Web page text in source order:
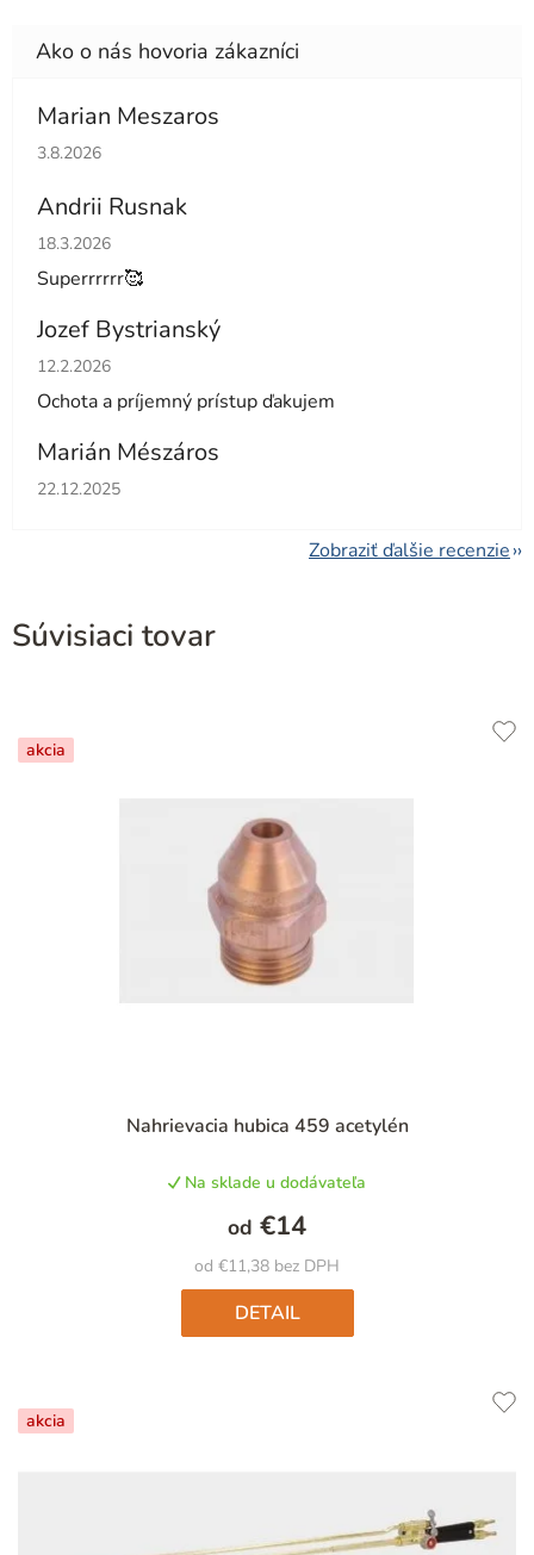
Marian Meszaros
Hodnotenie obchodu je 5 z 5 hviezdičiek.
3.8.2026
Andrii Rusnak
Hodnotenie obchodu je 5 z 5 hviezdičiek.
18.3.2026
Superrrrrr🥰
Jozef Bystrianský
Hodnotenie obchodu je 5 z 5 hviezdičiek.
12.2.2026
Ochota a príjemný prístup ďakujem
Marián Mészáros
Hodnotenie obchodu je 5 z 5 hviezdičiek.
22.12.2025
Zobraziť ďalšie recenzie
Súvisiaci tovar
akcia
Nahrievacia hubica 459 acetylén
hodnotenie
je
5,0
z
5
hviezdičiek.
Na sklade u dodávateľa
od €11,38 bez DPH
od €14
DETAIL
akcia